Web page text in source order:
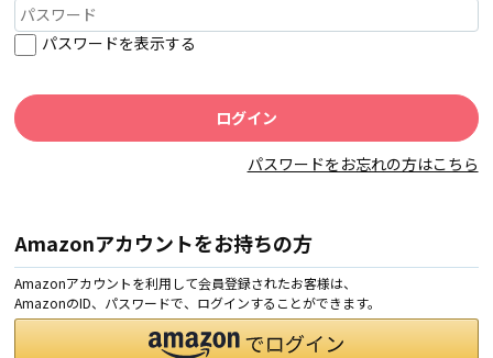
パスワードを表示する
パスワードをお忘れの方はこちら
Amazonアカウントをお持ちの方
Amazonアカウントを利用して会員登録されたお客様は、
AmazonのID、パスワードで、ログインすることができます。